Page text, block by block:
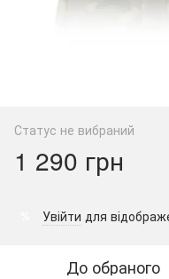
Статус не вибраний
1 290 грн
Увійти для
До обраного